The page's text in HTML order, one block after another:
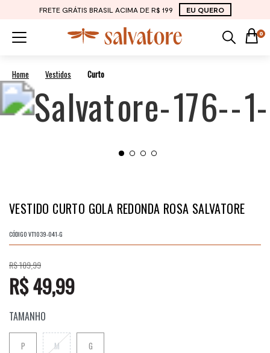
FRETE GRÁTIS BRASIL ACIMA DE R$ 199 EU QUERO
0
Vestidos Curto
VESTIDO CURTO GOLA REDONDA ROSA SALVATORE
CÓDIGO VT1039-041-G
R$ 109,99
R$ 49,99
TAMANHO
P M G